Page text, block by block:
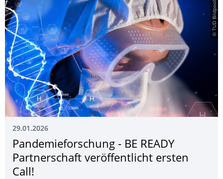
© TUD Bildpool
29.01.2026
Pandemieforschung - BE READY
Partnerschaft veröffentlicht ersten
Call!